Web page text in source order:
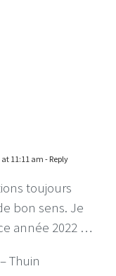
11:11 am - Reply
toujours
bon sens. Je
année 2022 …
Thuin